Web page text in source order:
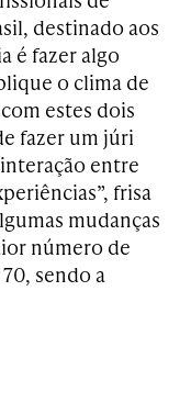
destinado aos
é fazer algo
o clima de
estes dois
fazer um júri
entre
frisa
mudanças
número de
sendo a